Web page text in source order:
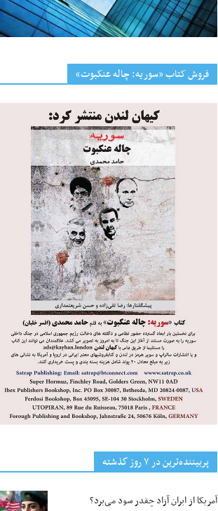
فروش کتاب «سوریه: چاله عنکبوت»
پربیننده‌ترین‌ در ۷ روز گذشته
آمریکا از ایران آزاد چقدر سود می‌برد؟